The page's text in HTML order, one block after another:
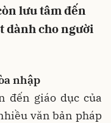
lưu tâm đến
dành cho người
nhập
đến giáo dục của
văn bản pháp